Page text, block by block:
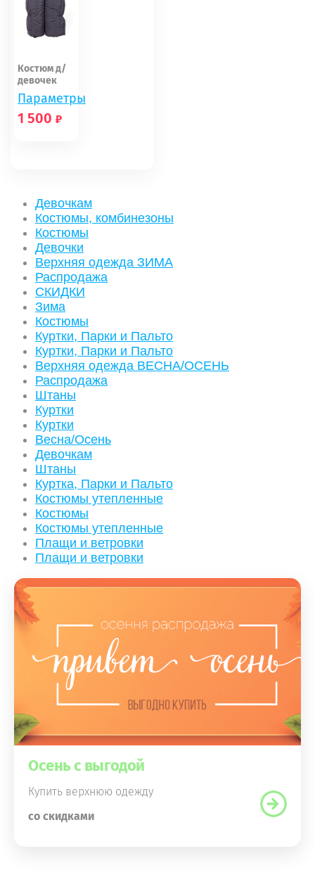
Костюм д/
девочек
Palhare
зима рост...
Параметры
1 500
104Девочкам
Костюмы, комбинезоны
Костюмы
Девочки
Верхняя одежда ЗИМА
Распродажа
СКИДКИ
Зима
Костюмы
Куртки, Парки и Пальто
Куртки, Парки и Пальто
Верхняя одежда ВЕСНА/ОСЕНЬ
Распродажа
Штаны
Куртки
Куртки
Весна/Осень
Девочкам
Штаны
Куртка, Парки и Пальто
Костюмы утепленные
Костюмы
Костюмы утепленные
Плащи и ветровки
Плащи и ветровки
Осень с выгодой
Купить верхнюю одежду
со скидками